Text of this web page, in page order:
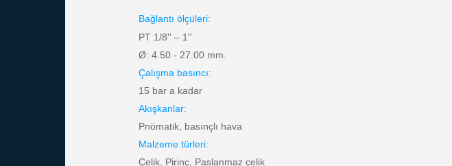
Bağlantı ölçüleri:
PT 1/8'' – 1''
Ø: 4.50 - 27.00 mm.
Çalışma basıncı:
15 bar a kadar
Akışkanlar:
Pnömatik, basınçlı hava
Malzeme türleri:
Çelik, Pirinç, Paslanmaz çelik